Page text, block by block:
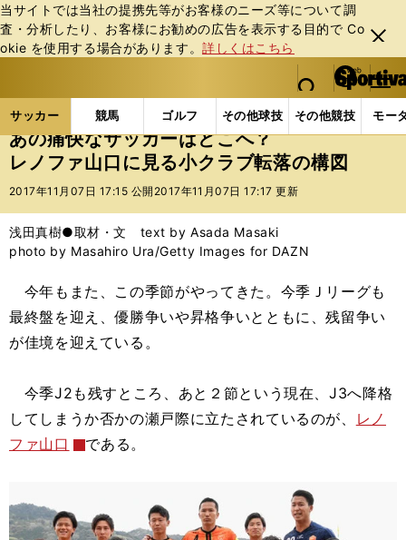
当サイトでは当社の提携先等がお客様のニーズ等について調
査・分析したり、お客様にお勧めの広告を表⽰する⽬的で Co
okie を使⽤する場合があります。詳しくはこちら
閉じ
る
web Sportiva (webスポルティーバ)
検索
マイペ
ー
ジ
メニュ
サッカー 競馬 ゴルフ その他球技 その他競技 モー
ス
ポ
ル
バ
サッカーの記事一覧 Jリーグ他 Jリーグ あの痛
あの痛快なサッカーはどこへ？
レノファ山口に見る小クラブ転落の構図
2017年11月07日 17:15 公開 2017年11月07日 17:17 更新
浅田真樹●取材・文 text by Asada Masaki
photo by Masahiro Ura/Getty Images for DAZN
今年もまた、この季節がやってきた。今季Ｊリーグも
最終盤を迎え、優勝争いや昇格争いとともに、残留争い
が佳境を迎えている。
今季J2も残すところ、あと２節という現在、J3へ降格
してしまうか否かの瀬戸際に立たされているのが、
レノ
ファ山口
である。